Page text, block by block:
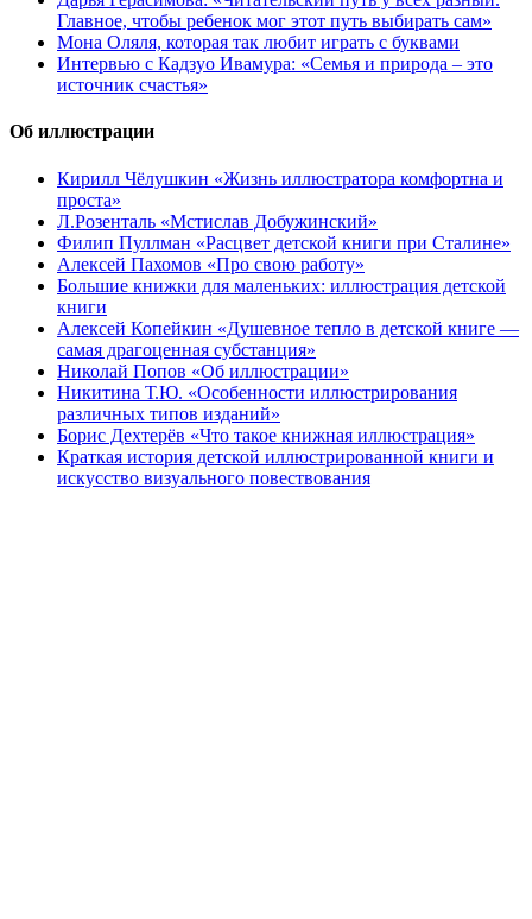
Главное, чтобы ребенок мог этот путь выбирать сам»
Мона Оляля, которая так любит играть с буквами
Интервью с Кадзуо Ивамура: «Семья и природа – это
источник счастья»
Об иллюстрации
Кирилл Чёлушкин «Жизнь иллюстратора комфортна и
проста»
Л.Розенталь «Мстислав Добужинский»
Филип Пуллман «Расцвет детской книги при Сталине»
Алексей Пахомов «Про свою работу»
Большие книжки для маленьких: иллюстрация детской
книги
Алексей Копейкин «Душевное тепло в детской книге —
самая драгоценная субстанция»
Николай Попов «Об иллюстрации»
Никитина Т.Ю. «Особенности иллюстрирования
различных типов изданий»
Борис Дехтерёв «Что такое книжная иллюстрация»
Краткая история детской иллюстрированной книги и
искусство визуального повествования